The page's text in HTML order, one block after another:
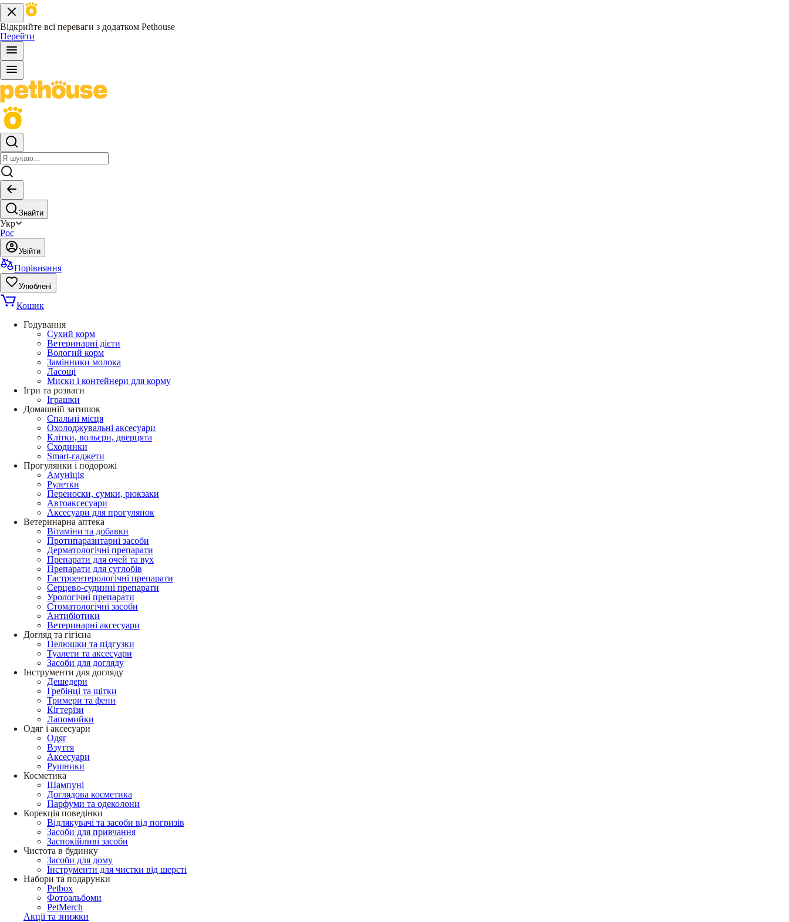
Відкрийте всі переваги з додатком Pethouse
Перейти
Знайти
Укр
Рос
Увійти
Порівняння
Улюблені
Кошик
Годування
Сухий корм
Ветеринарні дієти
Вологий корм
Замінники молока
Ласощі
Миски і контейнери для корму
Ігри та розваги
Іграшки
Домашній затишок
Спальні місця
Охолоджувальні аксесуари
Клітки, вольєри, дверцята
Сходинки
Smart-гаджети
Прогулянки і подорожі
Амуніція
Рулетки
Переноски, сумки, рюкзаки
Автоаксесуари
Аксесуари для прогулянок
Ветеринарна аптека
Вітаміни та добавки
Протипаразитарні засоби
Дерматологічні препарати
Препарати для очей та вух
Препарати для суглобів
Гастроентерологічні препарати
Серцево-судинні препарати
Урологічні препарати
Стоматологічні засоби
Антибіотики
Ветеринарні аксесуари
Догляд та гігієна
Пелюшки та підгузки
Туалети та аксесуари
Засоби для догляду
Інструменти для догляду
Дешедери
Гребінці та щітки
Тримери та фени
Кігтерізи
Лапомийки
Одяг і аксесуари
Одяг
Взуття
Аксесуари
Рушники
Косметика
Шампуні
Доглядова косметика
Парфуми та одеколони
Корекція поведінки
Відлякувачі та засоби від погризів
Засоби для привчання
Заспокійливі засоби
Чистота в будинку
Засоби для дому
Інструменти для чистки від шерсті
Набори та подарунки
Petbox
Фотоальбоми
PetMerch
Акції та знижки